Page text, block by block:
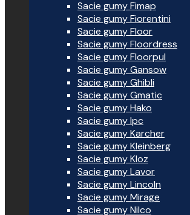
Sacie gumy Fimap
Sacie gumy Fiorentini
Sacie gumy Floor
Sacie gumy Floordress
Sacie gumy Floorpul
Sacie gumy Gansow
Sacie gumy Ghibli
Sacie gumy Gmatic
Sacie gumy Hako
Sacie gumy Ipc
Sacie gumy Karcher
Sacie gumy Kleinberg
Sacie gumy Kloz
Sacie gumy Lavor
Sacie gumy Lincoln
Sacie gumy Mirage
Sacie gumy Nilco